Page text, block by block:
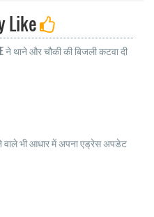
Like
ने थाने और चौकी की बिजली कटवा दी
वाले भी आधार में अपना एड्रेस अपडेट